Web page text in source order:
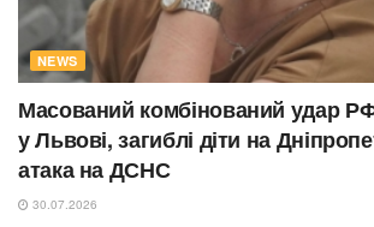
NEWS
Масований комбінований удар
у Львові, загиблі діти на
атака на ДСНС
30.07.2026